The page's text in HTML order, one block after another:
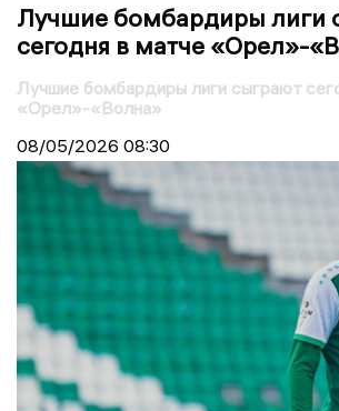
Лучшие бомбардиры лиги
сегодня в матче «Орел»-
Лучшие бомбардиры лиги сыграют
«Орел»-«Волна»
08/05/2026 08:30